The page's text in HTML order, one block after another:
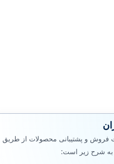
فروش و پشتیبانی محصولات از طریق
به شرح زیر است: